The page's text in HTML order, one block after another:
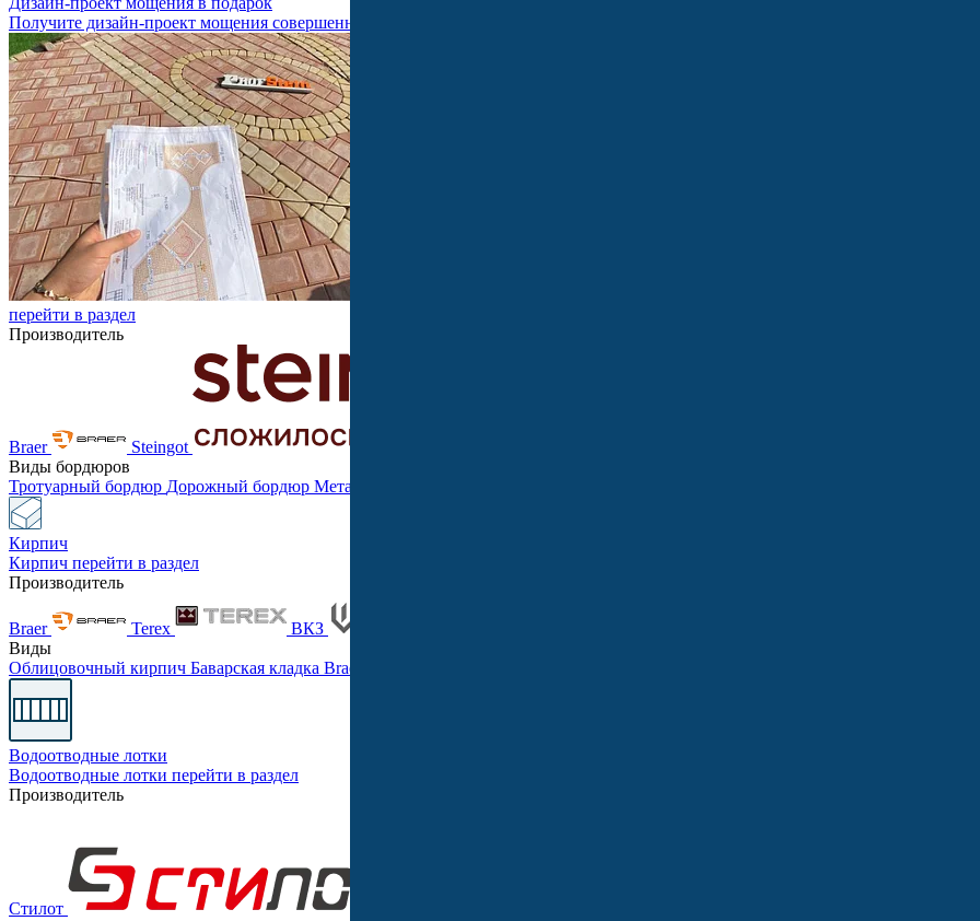
Получите дизайн-проект мощения совершенно бесплатно!
перейти в раздел
Производитель
Braer Steingot
Виды бордюров
Тротуарный бордюр Дорожный бордюр Металлический бордюр
Кирпич
Кирпич перейти в раздел
Производитель
Braer Terex ВКЗ
Виды
Облицовочный кирпич Баварская кладка Braer PRO
Водоотводные лотки
Водоотводные лотки перейти в раздел
Производитель
Стилот